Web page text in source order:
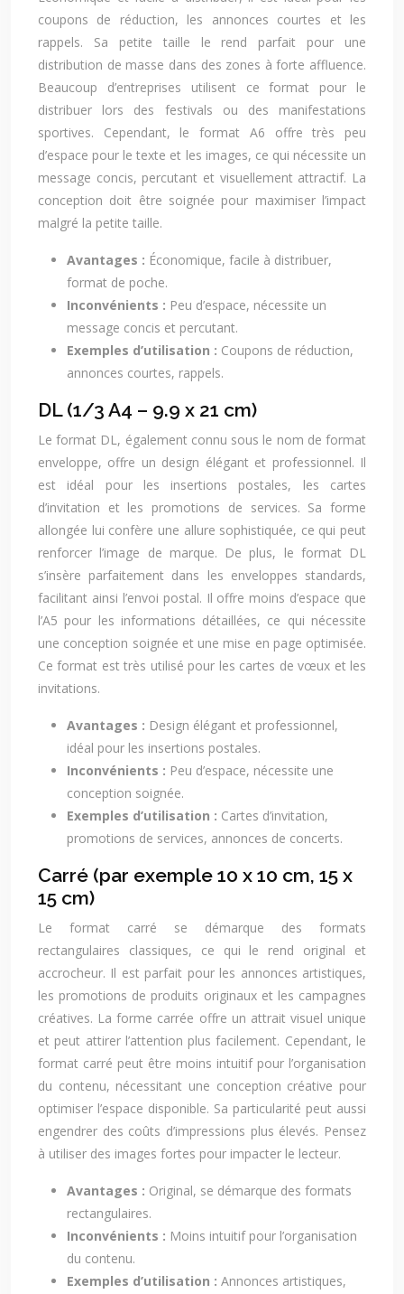
coupons de réduction, les annonces courtes et les
rappels. Sa petite taille le rend parfait pour une
distribution de masse dans des zones à forte affluence.
Beaucoup d’entreprises utilisent ce format pour le
distribuer lors des festivals ou des manifestations
sportives. Cependant, le format A6 offre très peu
d’espace pour le texte et les images, ce qui nécessite un
message concis, percutant et visuellement attractif. La
conception doit être soignée pour maximiser l’impact
malgré la petite taille.
Avantages : Économique, facile à distribuer,
format de poche.
Inconvénients : Peu d’espace, nécessite un
message concis et percutant.
Exemples d’utilisation : Coupons de réduction,
annonces courtes, rappels.
DL (1/3 A4 – 9.9 x 21 cm)
Le format DL, également connu sous le nom de format
enveloppe, offre un design élégant et professionnel. Il
est idéal pour les insertions postales, les cartes
d’invitation et les promotions de services. Sa forme
allongée lui confère une allure sophistiquée, ce qui peut
renforcer l’image de marque. De plus, le format DL
s’insère parfaitement dans les enveloppes standards,
facilitant ainsi l’envoi postal. Il offre moins d’espace que
l’A5 pour les informations détaillées, ce qui nécessite
une conception soignée et une mise en page optimisée.
Ce format est très utilisé pour les cartes de vœux et les
invitations.
Avantages : Design élégant et professionnel,
idéal pour les insertions postales.
Inconvénients : Peu d’espace, nécessite une
conception soignée.
Exemples d’utilisation : Cartes d’invitation,
promotions de services, annonces de concerts.
Carré (par exemple 10 x 10 cm, 15 x
15 cm)
Le format carré se démarque des formats
rectangulaires classiques, ce qui le rend original et
accrocheur. Il est parfait pour les annonces artistiques,
les promotions de produits originaux et les campagnes
créatives. La forme carrée offre un attrait visuel unique
et peut attirer l’attention plus facilement. Cependant, le
format carré peut être moins intuitif pour l’organisation
du contenu, nécessitant une conception créative pour
optimiser l’espace disponible. Sa particularité peut aussi
engendrer des coûts d’impressions plus élevés. Pensez
à utiliser des images fortes pour impacter le lecteur.
Avantages : Original, se démarque des formats
rectangulaires.
Inconvénients : Moins intuitif pour l’organisation
du contenu.
Exemples d’utilisation : Annonces artistiques,